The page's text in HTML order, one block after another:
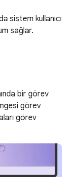
sistem kullanıcı
sağlar.
bir görev
görev
görev